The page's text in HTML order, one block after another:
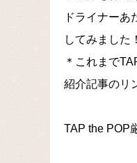
ドライナーあ
してみまし
＊これまで
紹介記事のリ
TAP the POP